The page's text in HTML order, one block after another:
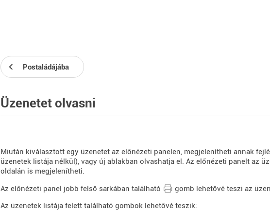
Postaládájába
Üzenetet olvasni
Miután kiválasztott egy üzenetet az előnézeti panelen, megjelenítheti annak
üzenetek listája nélkül), vagy új ablakban olvashatja el. Az előnézeti panelt az
oldalán is megjelenítheti.
Az előnézeti panel jobb felső sarkában található
gomb lehetővé teszi az
Az üzenetek listája felett található gombok lehetővé teszik: